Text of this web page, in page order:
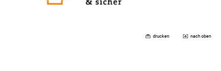
drucken nach oben